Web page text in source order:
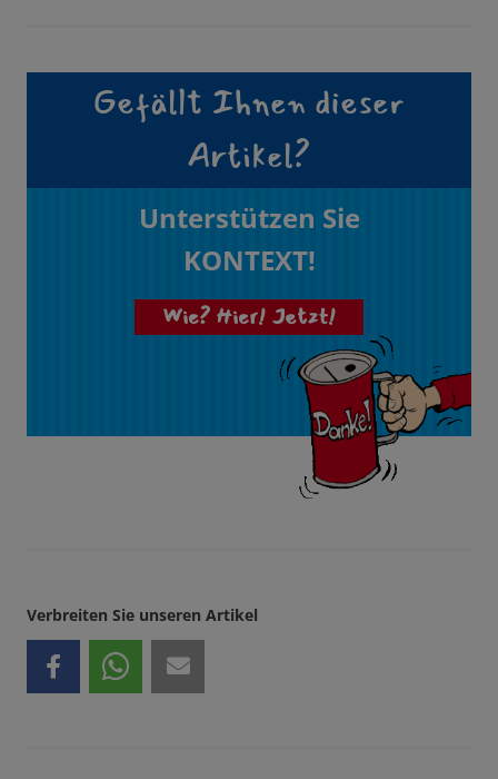
Gefällt Ihnen dieser
Artikel?
Unterstützen Sie
KONTEXT!
Wie? Hier! Jetzt!
Verbreiten Sie unseren Artikel